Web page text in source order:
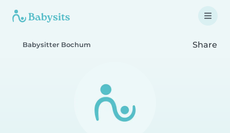
Babysitter Bochum Share